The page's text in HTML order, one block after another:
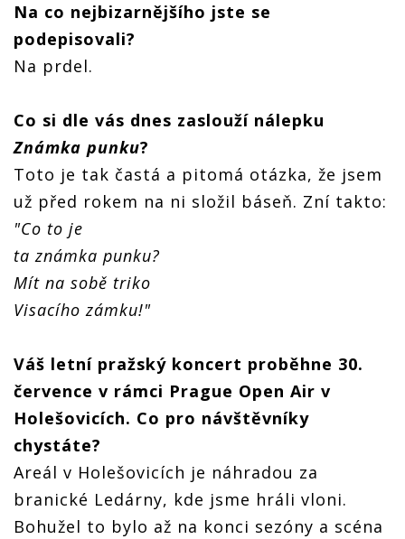
Na co nejbizarnějšího jste se
podepisovali?
Na prdel.
Co si dle vás dnes zaslouží nálepku
Známka punku?
Toto je tak častá a pitomá otázka, že jsem
už před rokem na ni složil báseň. Zní takto:
"Co to je
ta známka punku?
Mít na sobě triko
Visacího zámku!"
Váš letní pražský koncert proběhne 30.
července v rámci Prague Open Air v
Holešovicích. Co pro návštěvníky
chystáte?
Areál v Holešovicích je náhradou za
branické Ledárny, kde jsme hráli vloni.
Bohužel to bylo až na konci sezóny a scéna